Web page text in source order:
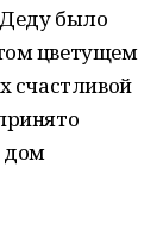
было
цветущем
счастливой
дом